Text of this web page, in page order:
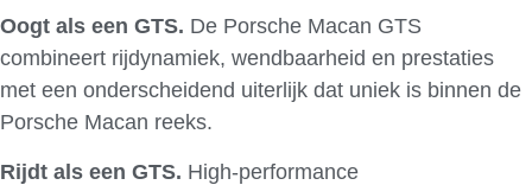
Oogt als een GTS. De Porsche Macan GTS
combineert rijdynamiek, wendbaarheid en prestaties
met een onderscheidend uiterlijk dat uniek is binnen de
Porsche Macan reeks.
Rijdt als een GTS. High-performance